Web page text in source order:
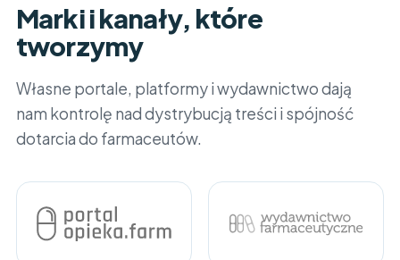
Marki i kanały, które
tworzymy
Własne portale, platformy i wydawnictwo dają
nam kontrolę nad dystrybucją treści i spójność
dotarcia do farmaceutów.